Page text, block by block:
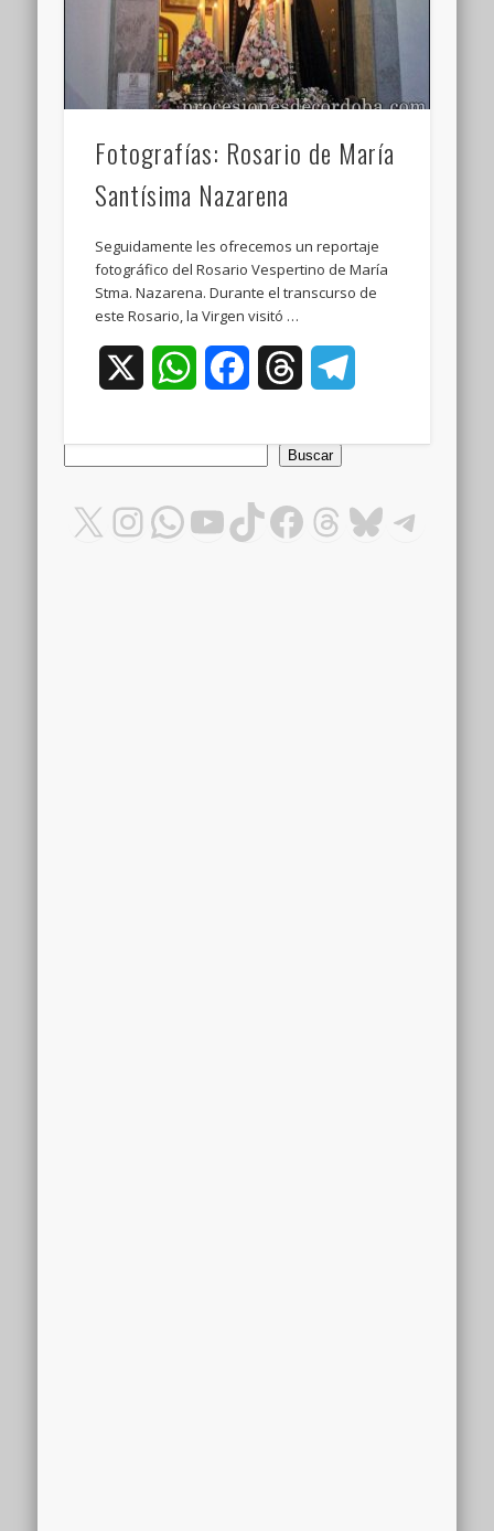
Fotografías: Rosario de María
Santísima Nazarena
Seguidamente les ofrecemos un reportaje
fotográfico del Rosario Vespertino de María
Stma. Nazarena. Durante el transcurso de
este Rosario, la Virgen visitó …
WhatsAppFacebookThreads
Buscar
X Instagram
WhatsApp
YouTube
TikTok
Facebook
Threads
Bluesky